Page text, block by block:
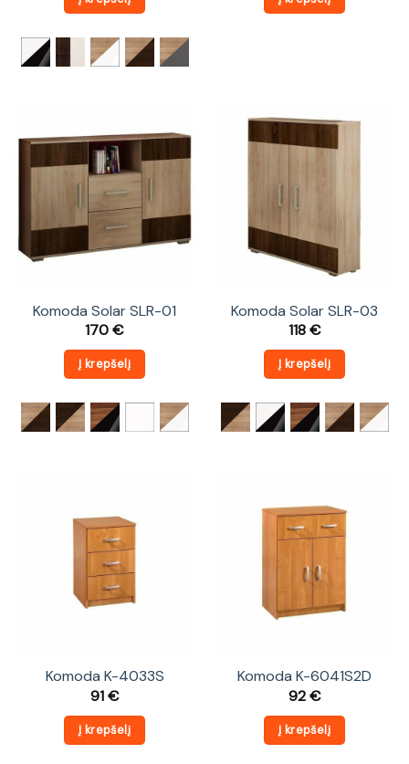
Komoda Solar SLR-01
170€
Į krepšelį
Komoda Solar SLR-03
118€
Į krepšelį
Komoda K-4033S
91€
Į krepšelį
Komoda K-6041S2D
92€
Į krepšelį